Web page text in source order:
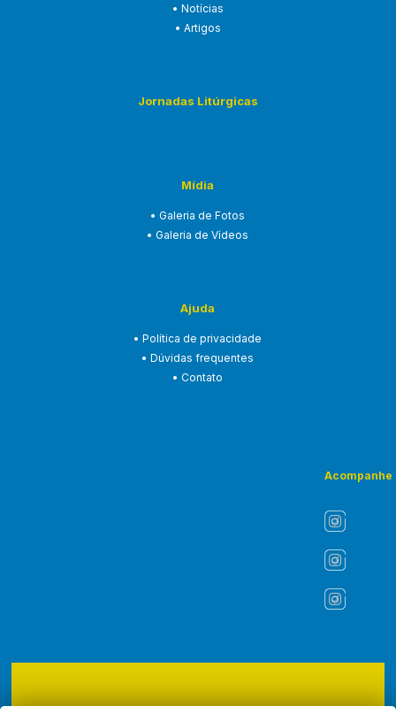
• Notícias
• Artigos
Jornadas Litúrgicas
Mídia
• Galeria de Fotos
• Galeria de Vídeos
Ajuda
• Política de privacidade
• Dúvidas frequentes
• Contato
Acompanhe